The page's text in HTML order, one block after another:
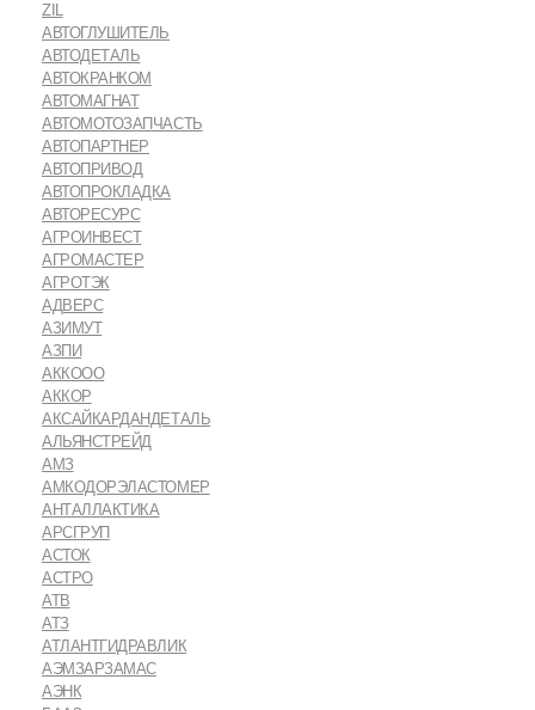
ZIL
АВТОГЛУШИТЕЛЬ
АВТОДЕТАЛЬ
АВТОКРАНКОМ
АВТОМАГНАТ
АВТОМОТОЗАПЧАСТЬ
АВТОПАРТНЕР
АВТОПРИВОД
АВТОПРОКЛАДКА
АВТОРЕСУРС
АГРОИНВЕСТ
АГРОМАСТЕР
АГРОТЭК
АДВЕРС
АЗИМУТ
АЗПИ
АККООО
АККОР
АКСАЙКАРДАНДЕТАЛЬ
АЛЬЯНСТРЕЙД
АМЗ
АМКОДОРЭЛАСТОМЕР
АНТАЛЛАКТИКА
АРСГРУП
АСТОК
АСТРО
АТВ
АТЗ
АТЛАНТГИДРАВЛИК
АЭМЗАРЗАМАС
АЭНК